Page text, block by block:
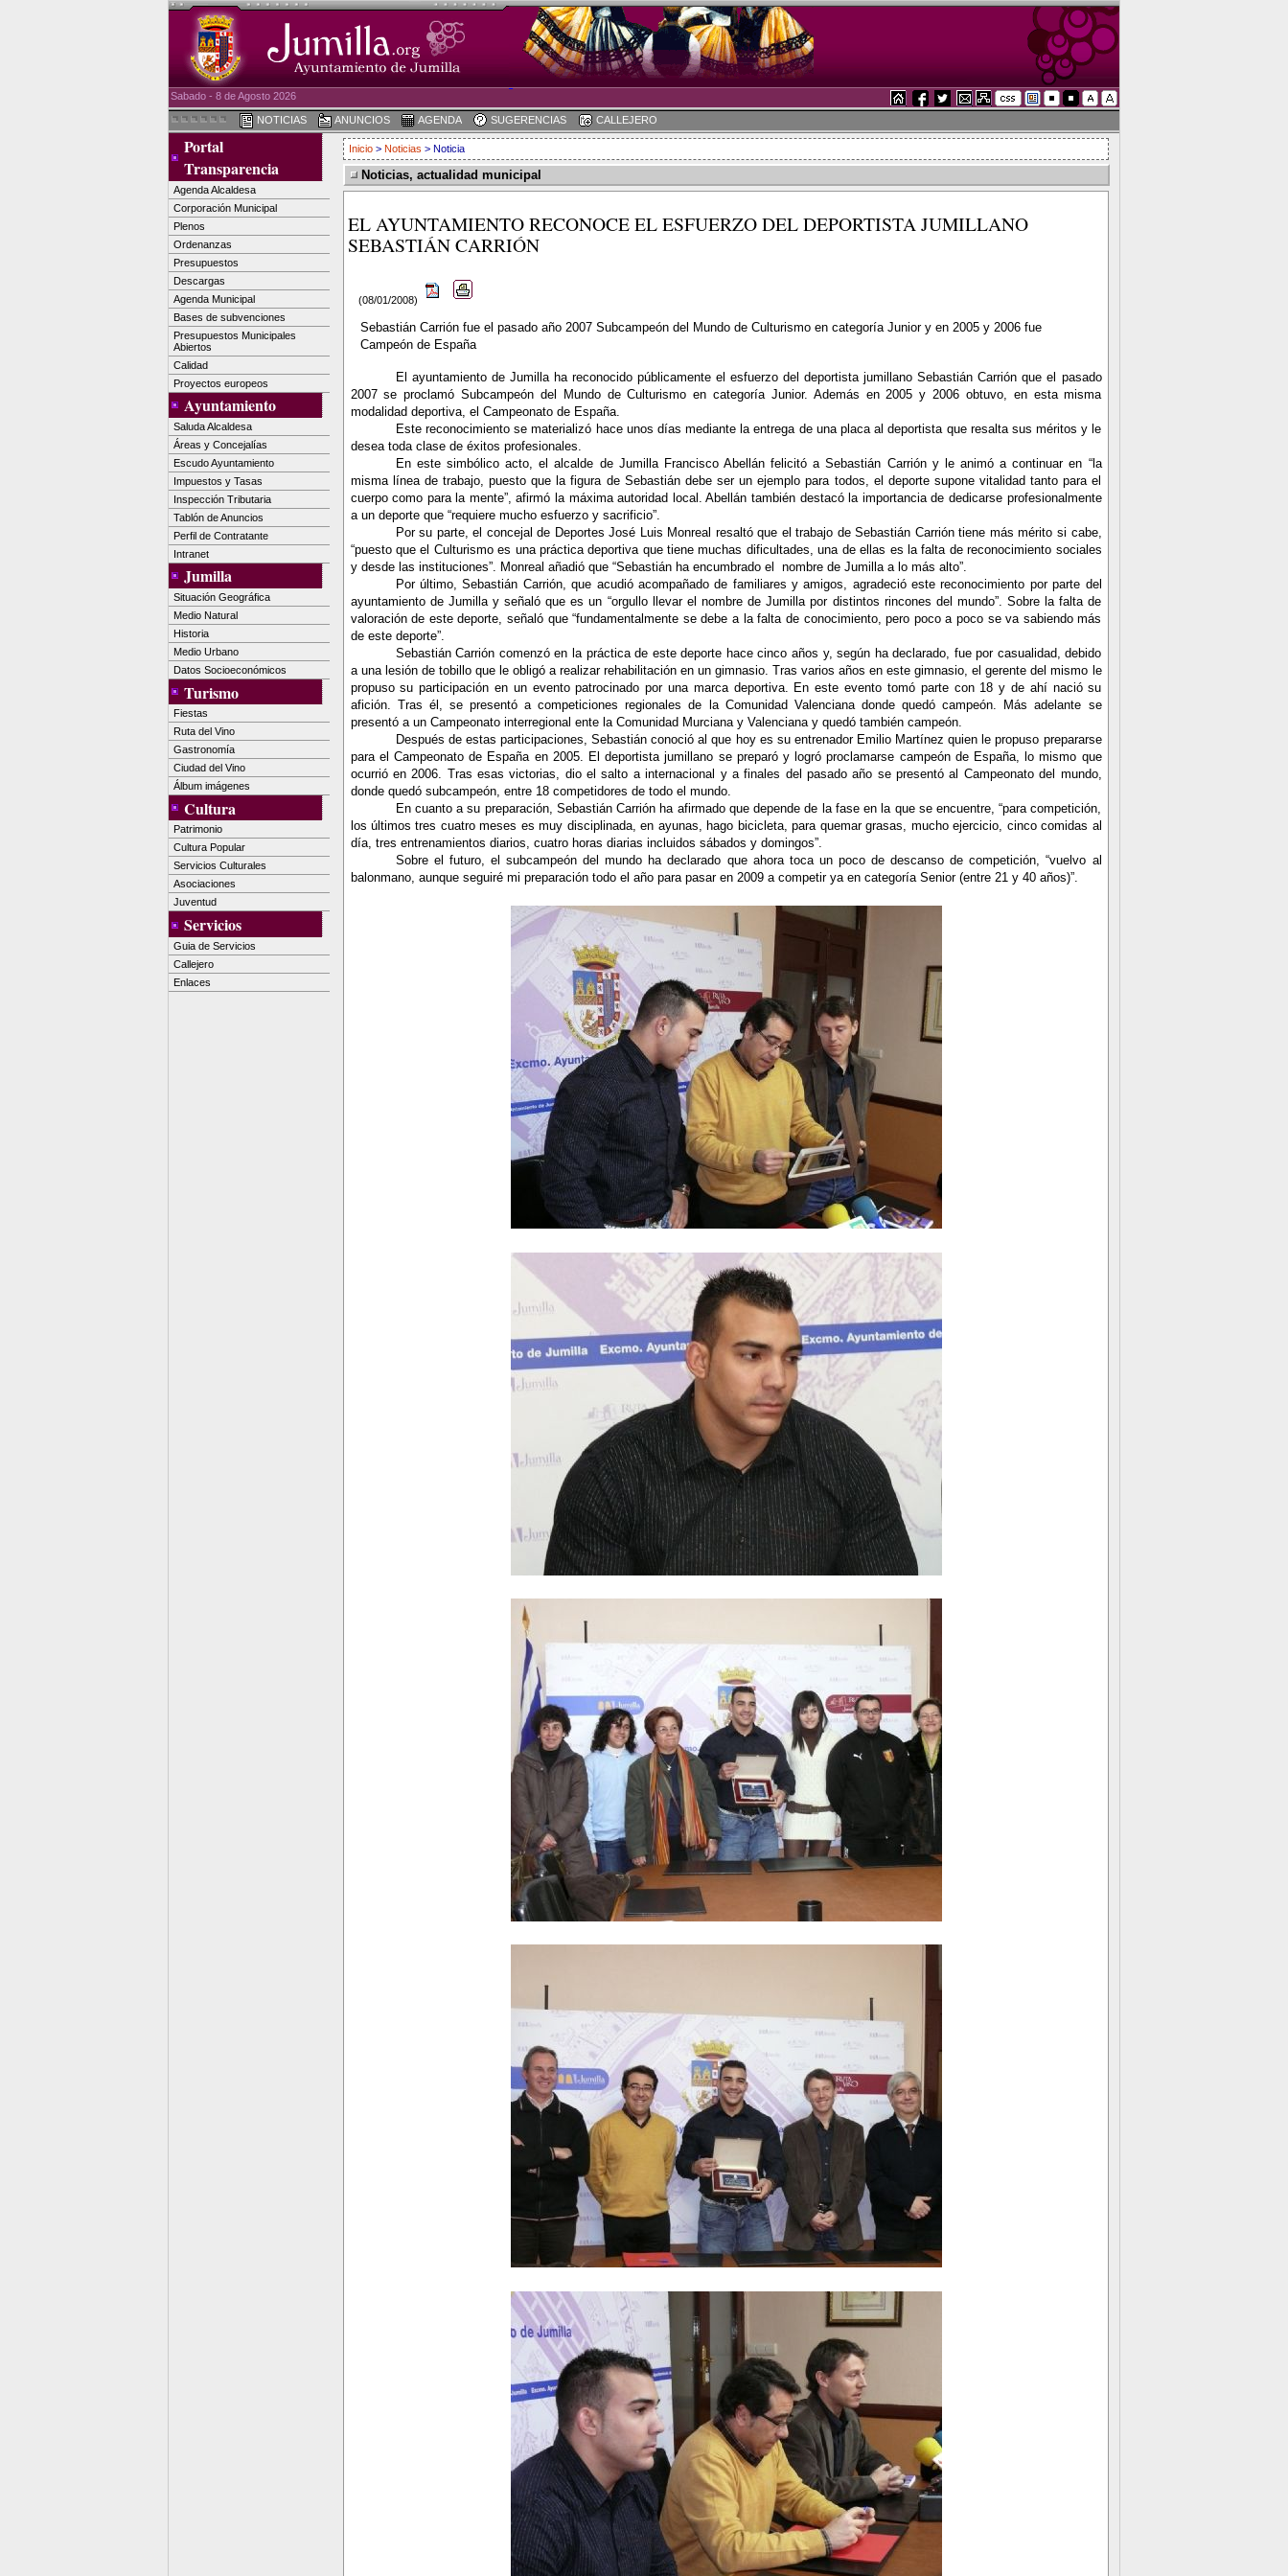
Sabado - 8 de Agosto 2026
NOTICIAS ANUNCIOS AGENDA SUGERENCIAS CALLEJERO
Portal
Transparencia
Agenda Alcaldesa
Corporación Municipal
Plenos
Ordenanzas
Presupuestos
Descargas
Agenda Municipal
Bases de subvenciones
Presupuestos Municipales
Abiertos
Calidad
Proyectos europeos
Ayuntamiento
Saluda Alcaldesa
Áreas y Concejalías
Escudo Ayuntamiento
Impuestos y Tasas
Inspección Tributaria
Tablón de Anuncios
Perfil de Contratante
Intranet
Jumilla
Situación Geográfica
Medio Natural
Historia
Medio Urbano
Datos Socioeconómicos
Turismo
Fiestas
Ruta del Vino
Gastronomía
Ciudad del Vino
Álbum imágenes
Cultura
Patrimonio
Cultura Popular
Servicios Culturales
Asociaciones
Juventud
Servicios
Guia de Servicios
Callejero
Enlaces
Inicio > Noticias > Noticia
Noticias, actualidad municipal
EL AYUNTAMIENTO RECONOCE EL ESFUERZO DEL DEPORTISTA JUMILLANO
SEBASTIÁN CARRIÓN
(08/01/2008)
Sebastián Carrión fue el pasado año 2007 Subcampeón del Mundo de Culturismo en categoría Junior y en 2005 y 2006 fue
Campeón de España
El ayuntamiento de Jumilla ha reconocido públicamente el esfuerzo del deportista jumillano Sebastián Carrión que el pasado
2007 se proclamó Subcampeón del Mundo de Culturismo en categoría Junior. Además en 2005 y 2006 obtuvo, en esta misma
modalidad deportiva, el Campeonato de España.
Este reconocimiento se materializó hace unos días mediante la entrega de una placa al deportista que resalta sus méritos y le
desea toda clase de éxitos profesionales.
En este simbólico acto, el alcalde de Jumilla Francisco Abellán felicitó a Sebastián Carrión y le animó a continuar en “la
misma línea de trabajo, puesto que la figura de Sebastián debe ser un ejemplo para todos, el deporte supone vitalidad tanto para el
cuerpo como para la mente”, afirmó la máxima autoridad local. Abellán también destacó la importancia de dedicarse profesionalmente
a un deporte que “requiere mucho esfuerzo y sacrificio”.
Por su parte, el concejal de Deportes José Luis Monreal resaltó que el trabajo de Sebastián Carrión tiene más mérito si cabe,
“puesto que el Culturismo es una práctica deportiva que tiene muchas dificultades, una de ellas es la falta de reconocimiento sociales
y desde las instituciones”. Monreal añadió que “Sebastián ha encumbrado el
nombre de Jumilla a lo más alto”.
Por último, Sebastián Carrión, que acudió acompañado de familiares y amigos, agradeció este reconocimiento por parte del
ayuntamiento de Jumilla y señaló que es un “orgullo llevar el nombre de Jumilla por distintos rincones del mundo”. Sobre la falta de
valoración de este deporte, señaló que “fundamentalmente se debe a la falta de conocimiento, pero poco a poco se va sabiendo más
de este deporte”.
Sebastián Carrión comenzó en la práctica de este deporte hace cinco años y, según ha declarado, fue por casualidad, debido
a una lesión de tobillo que le obligó a realizar rehabilitación en un gimnasio. Tras varios años en este gimnasio, el gerente del mismo le
propuso su participación en un evento patrocinado por una marca deportiva. En este evento tomó parte con 18 y de ahí nació su
afición. Tras él, se presentó a competiciones regionales de
la Comunidad Valencianadonde quedó campeón. Más adelante se
presentó a un Campeonato interregional ente la Comunidad Murcianay Valenciana y quedó también campeón.
Después de estas participaciones, Sebastián conoció al que hoy es su entrenador Emilio Martínez quien le propuso prepararse
para el Campeonato de España en 2005. El deportista jumillano se preparó y logró proclamarse campeón de España, lo mismo que
ocurrió en 2006. Tras esas victorias, dio el salto a internacional y a finales del pasado año se presentó al Campeonato del mundo,
donde quedó subcampeón, entre 18 competidores de todo el mundo.
En cuanto a su preparación, Sebastián Carrión ha afirmado que depende de la fase en la que se encuentre, “para competición,
los últimos tres cuatro meses es muy disciplinada, en ayunas, hago bicicleta, para quemar grasas, mucho ejercicio, cinco comidas al
día, tres entrenamientos diarios, cuatro horas diarias incluidos sábados y domingos”.
Sobre el futuro, el subcampeón del mundo ha declarado que ahora toca un poco de descanso de competición, “vuelvo al
balonmano, aunque seguiré mi preparación todo el año para pasar en 2009 acompetir ya en categoría Senior (entre 21 y 40 años)”.